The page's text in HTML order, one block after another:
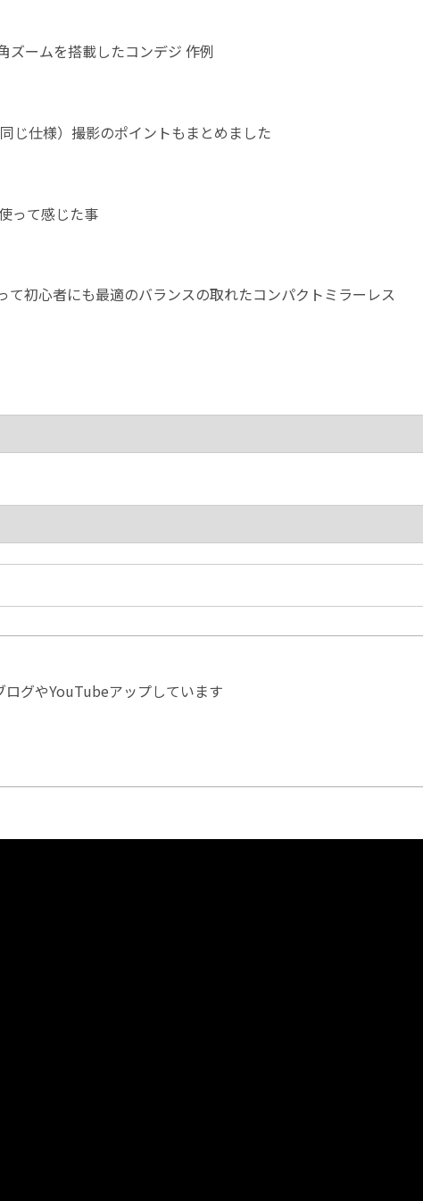
ズームを搭載したコンデジ 作例
じ仕様）撮影のポイントもまとめました
って感じた事
ビュー | 1年以上使って初心者にも最適のバランスの取れたコンパクトミラーレス
グやYouTubeアップしています